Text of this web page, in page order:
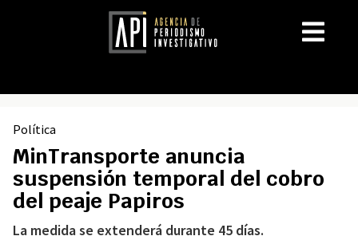
Política
MinTransporte anuncia
suspensión temporal del cobro
del peaje Papiros
La medida se extenderá durante 45 días.